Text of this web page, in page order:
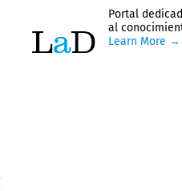
Portal
al
Learn More →